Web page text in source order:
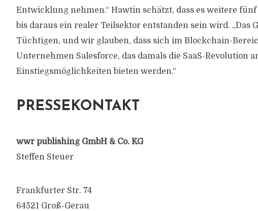
Entwicklung nehmen.“ Hawtin schätzt, dass es weitere
bis daraus ein realer Teilsektor entstanden sein wird. „Das
Tüchtigen, und wir glauben, dass sich im Blockchain-
Unternehmen Salesforce, das damals die SaaS-Revolution
Einstiegsmöglichkeiten bieten werden.“
PRESSEKONTAKT
wwr publishing GmbH & Co. KG
Steffen Steuer
Frankfurter Str. 74
64521 Groß-Gerau